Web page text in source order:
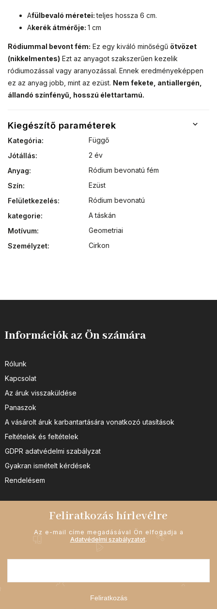
Afülbevaló méretei:teljes hossza 6 cm.
Akerék átmérője: 1 cm
Ródiummal bevont fém: Ez egy kiváló minőségű ötvözet
(nikkelmentes) Ezt az anyagot szakszerűen kezelik
ródiumozással vagy aranyozással. Ennek eredményeképpen
ez az anyag jobb, mint az ezüst. Nem fekete, antiallergén,
állandó színfényű, hosszú élettartamú.
Kiegészítő paraméterek
Kategória:
Függő
Jótállás:
2 év
Anyag:
Ródium bevonatú fém
Szín:
Ezüst
Felületkezelés:
Ródium bevonatú
kategorie:
A táskán
Motívum:
Geometriai
Személyzet: Cirkon
Információk az Ön számára
Rólunk
Kapcsolat
Az áruk visszaküldése
Panaszok
A vásárolt áruk karbantartására vonatkozó utasítások
Feltételek és feltételek
GDPR adatvédelmi szabályzat
Gyakran ismételt kérdések
Rendelésem
Feliratkozás hírlevélre
Az e-mail címe megadásával Ön elfogadja a
Adatvédelmi szabályzatot.
Feliratkozás